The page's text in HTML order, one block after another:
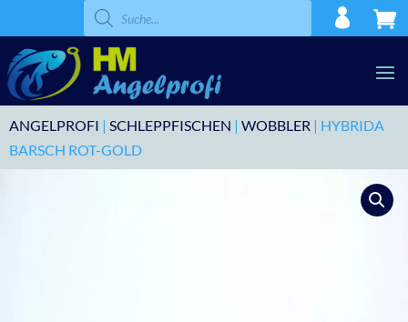
Products
search
ANGELPROFI | SCHLEPPFISCHEN | WOBBLER | HYBRIDA
BARSCH ROT-GOLD